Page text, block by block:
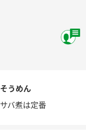
そうめん
サバ煮は定番